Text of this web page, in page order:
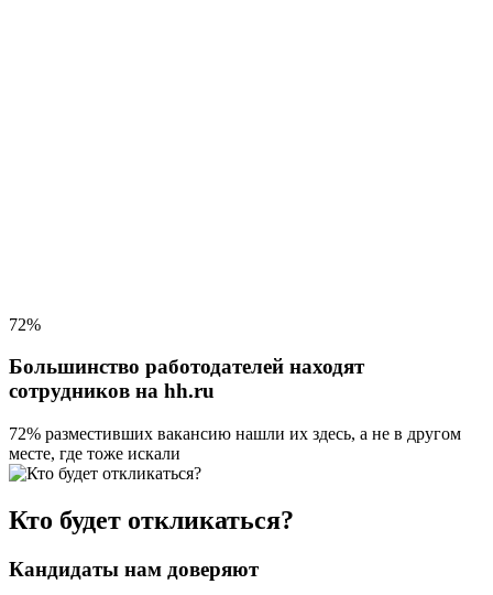
72%
Большинство работодателей находят
сотрудников на hh.ru
72% разместивших вакансию нашли их здесь, а не в другом
месте, где тоже искали
Кто будет откликаться?
Кандидаты нам доверяют